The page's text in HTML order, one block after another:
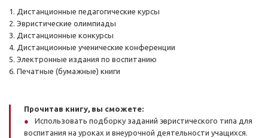
1. Дистанционные педагогические курсы
2. Эвристические олимпиады
3. Дистанционные конкурсы
4. Дистанционные ученические конференции
5. Электронные издания по воспитанию
6. Печатные (бумажные) книги
Прочитав книгу, вы сможете:
Использовать подборку заданий эвристического типа для
воспитания на уроках и внеурочной деятельности учащихся.